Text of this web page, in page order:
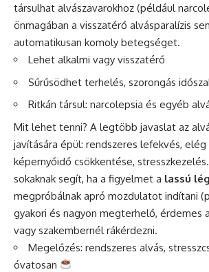
társulhat alvászavarokhoz (például
önmagában a visszatérő alvásparalízis
automatikusan komoly betegséget.
Lehet alkalmi vagy visszatérő
Sűrűsödhet terhelés, szorongás
Ritkán társul: narcolepsia és egyéb
Mit lehet tenni? A legtöbb javaslat az
javítására épül: rendszeres lefekvés, elég
képernyőidő csökkentése,
sokaknak segít, ha a figyelmet a lassú
megpróbálnak apró mozdulatot indítani
gyakori és nagyon megterhelő, érdemes
vagy szakembernél rákérdezni.
Megelőzés: rendszeres alvás,
óvatosan